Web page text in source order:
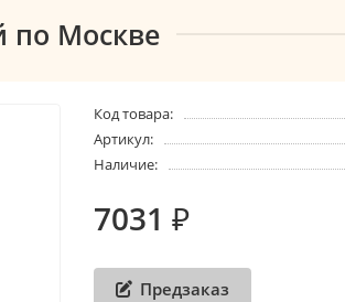
по Москве
Код товара:
Артикул:
Наличие:
7031 ₽
Предзаказ